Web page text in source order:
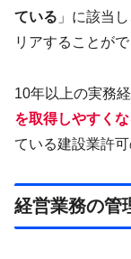
ている 」に該当
リアすることがで
10年以上の実務
を取得しやすく
ている建設業許
経営業務の管